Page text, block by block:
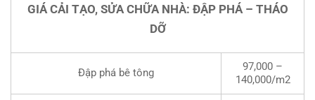
GIÁ CẢI TẠO, SỬA CHỮA NHÀ: ĐẬP PHÁ – THÁO
DỠ
Đập phá bê tông
97,000 –
140,000/m2